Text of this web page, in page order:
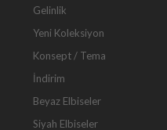
Gelinlik
Yeni Koleksiyon
Konsept / Tema
İndirim
Beyaz Elbiseler
Siyah Elbiseler